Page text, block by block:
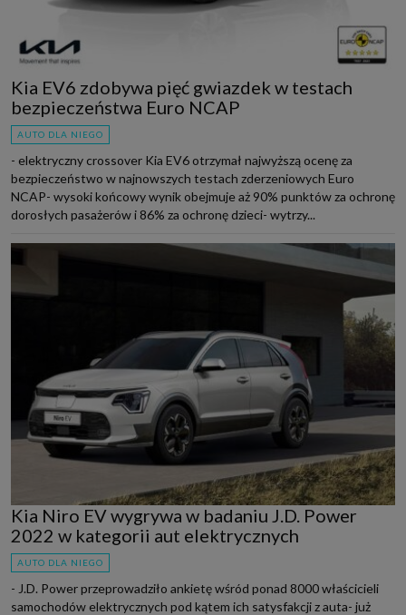
Kia EV6 zdobywa pięć gwiazdek w testach
bezpieczeństwa Euro NCAP
AUTO DLA NIEGO
- elektryczny crossover Kia EV6 otrzymał najwyższą ocenę za
bezpieczeństwo w najnowszych testach zderzeniowych Euro
NCAP- wysoki końcowy wynik obejmuje aż 90% punktów za ochronę
dorosłych pasażerów i 86% za ochronę dzieci- wytrzy...
Kia Niro EV wygrywa w badaniu J.D. Power
2022 w kategorii aut elektrycznych
AUTO DLA NIEGO
- J.D. Power przeprowadziło ankietę wśród ponad 8000 właścicieli
samochodów elektrycznych pod kątem ich satysfakcji z auta- już